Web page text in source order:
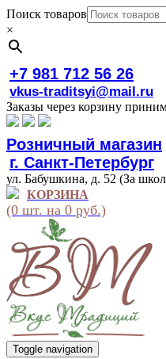
Поиск товаров
×
+7 981 712 56 26
vkus-traditsyi@mail.ru
Заказы через корзину
Розничный магазин
г. Санкт-Петербург
ул. Бабушкина, д. 52 (За
КОРЗИНА
(0 шт. на 0 руб.)
Toggle navigation